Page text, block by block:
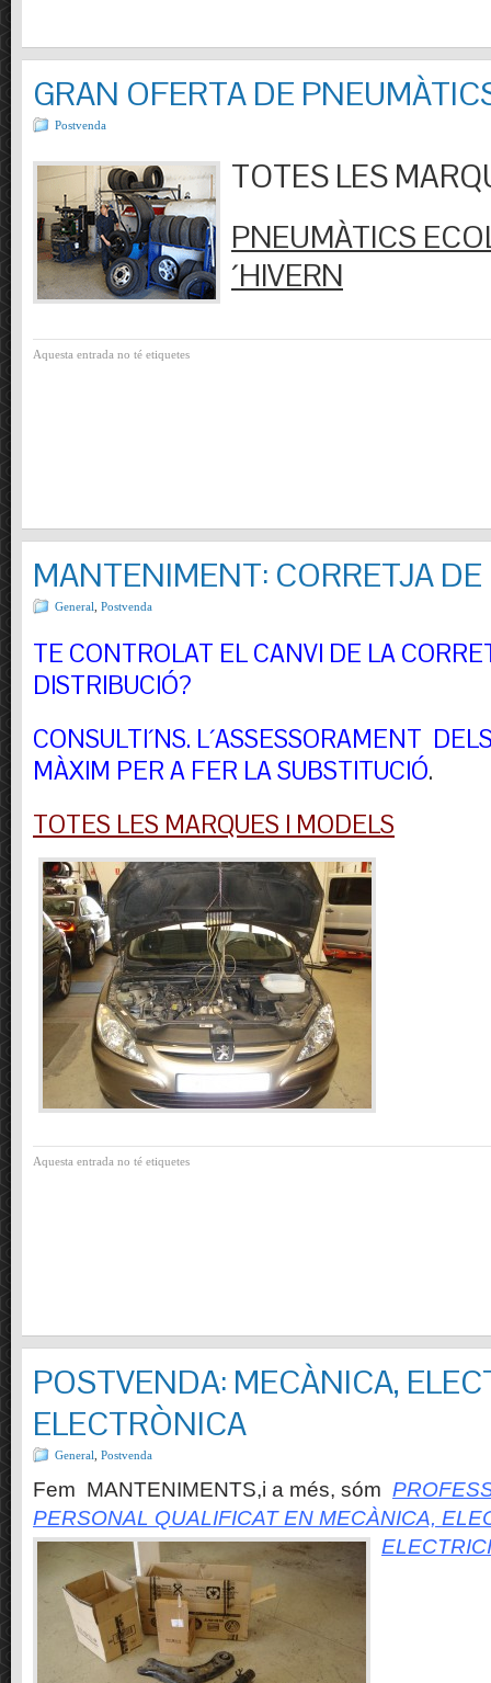
GRAN OFERTA DE
Postvenda
TOTES LES
PNEUMÀTICS
´HIVERN
Aquesta entrada no té etiquetes
MANTENIMENT: CORRETJA
General Postvenda
TE CONTROLAT EL CANVI DE LA
DISTRIBUCIÓ?
CONSULTI´NS. L´ASSESSORAMENT
MÀXIM PER A FER LA SUBSTITUCIÓ.
TOTES LES MARQUES I MODELS
Aquesta entrada no té etiquetes
POSTVENDA: MECÀNICA,
ELECTRÒNICA
General Postvenda
Fem MANTENIMENTS,i a més, sóm
PERSONAL QUALIFICAT EN MECÀNICA,